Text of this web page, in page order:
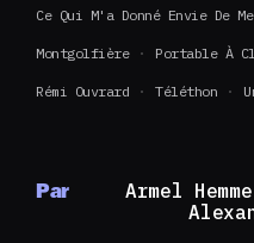
Ce Qui M'a Donné Envie De
Montgolfière Portable À
Rémi Ouvrard Téléthon
Par
Armel